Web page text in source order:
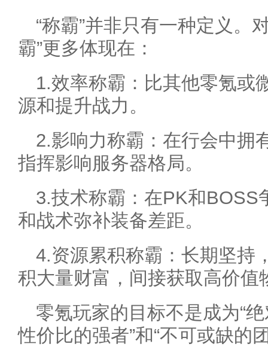
“称霸”并非只有一种定义。
霸”更多体现在：
1.效率称霸：比其他零氪或
源和提升战力。
2.影响力称霸：在行会中拥
指挥影响服务器格局。
3.技术称霸：在PK和BOSS
和战术弥补装备差距。
4.资源累积称霸：长期坚持
积大量财富，间接获取高价值
零氪玩家的目标不是成为“
性价比的强者”和“不可或缺的